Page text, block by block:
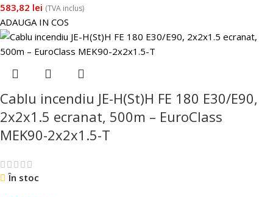
583,82 lei (TVA inclus)
ADAUGA IN COS
Cablu incendiu JE-H(St)H FE 180 E30/E90,
2x2x1.5 ecranat, 500m – EuroClass
MEK90-2x2x1.5-T
În stoc